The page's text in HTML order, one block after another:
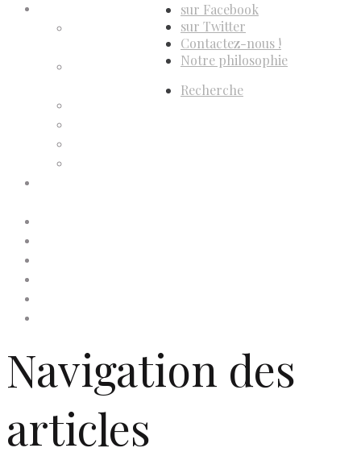
sur Facebook
sur Twitter
Contactez-nous !
Notre philosophie
Recherche
Navigation des
articles